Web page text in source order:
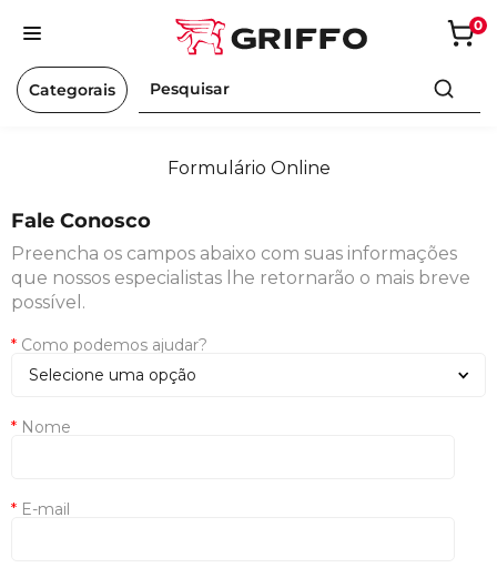
0
Categorais
Bermudas Calças Camisas Camisetas
Formulário Online
Fale Conosco
Preencha os campos abaixo com suas informações
que nossos especialistas lhe retornarão o mais breve
possível.
* Como podemos ajudar?
Selecione uma opção
* Nome
* E-mail